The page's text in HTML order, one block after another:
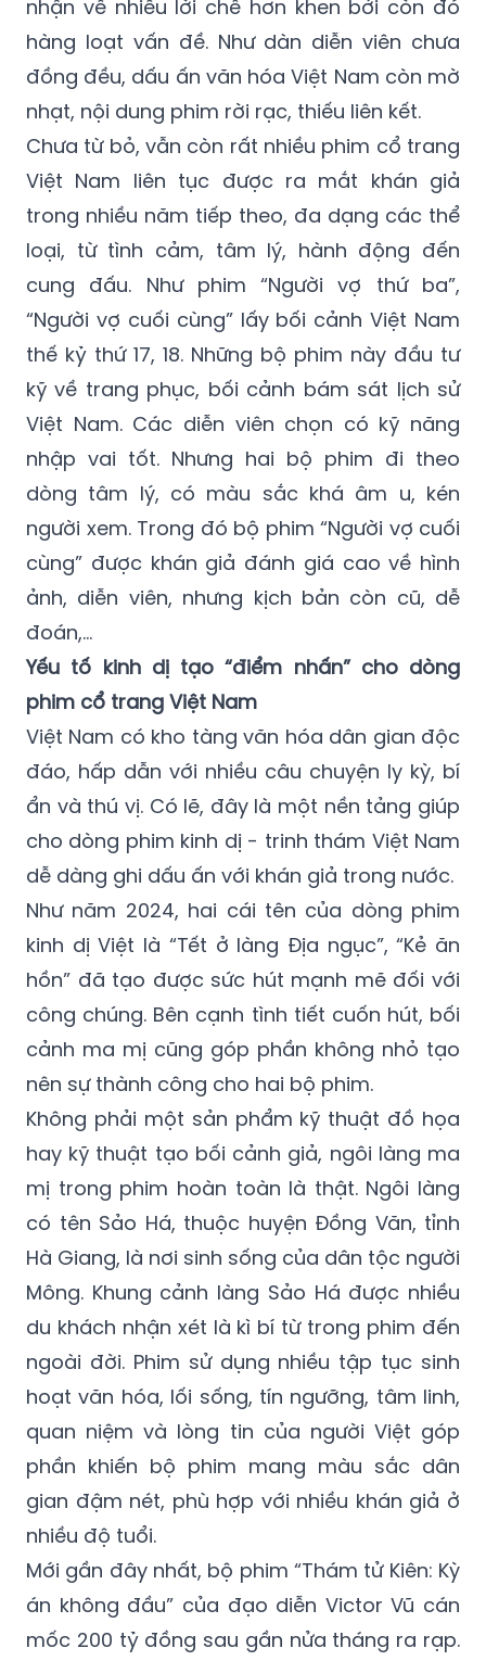
đồng đều, dấu ấn văn hóa Việt Nam còn mờ
nhạt, nội dung phim rời rạc, thiếu liên kết.
Chưa từ bỏ, vẫn còn rất nhiều phim cổ trang
Việt Nam liên tục được ra mắt khán giả
trong nhiều năm tiếp theo, đa dạng các thể
loại, từ tình cảm, tâm lý, hành động đến
cung đấu. Như phim “Người vợ thứ ba”,
“Người vợ cuối cùng” lấy bối cảnh Việt Nam
thế kỷ thứ 17, 18. Những bộ phim này đầu tư
kỹ về trang phục, bối cảnh bám sát lịch sử
Việt Nam. Các diễn viên chọn có kỹ năng
nhập vai tốt. Nhưng hai bộ phim đi theo
dòng tâm lý, có màu sắc khá âm u, kén
người xem. Trong đó bộ phim “Người vợ cuối
cùng” được khán giả đánh giá cao về hình
ảnh, diễn viên, nhưng kịch bản còn cũ, dễ
đoán,…
Yếu tố kinh dị tạo “điểm nhấn” cho dòng
phim cổ trang Việt Nam
Việt Nam có kho tàng văn hóa dân gian độc
đáo, hấp dẫn với nhiều câu chuyện ly kỳ, bí
ẩn và thú vị. Có lẽ, đây là một nền tảng giúp
cho dòng phim kinh dị - trinh thám Việt Nam
dễ dàng ghi dấu ấn với khán giả trong nước.
Như năm 2024, hai cái tên của dòng phim
kinh dị Việt là “Tết ở làng Địa ngục”, “Kẻ ăn
hồn” đã tạo được sức hút mạnh mẽ đối với
công chúng. Bên cạnh tình tiết cuốn hút, bối
cảnh ma mị cũng góp phần không nhỏ tạo
nên sự thành công cho hai bộ phim.
Không phải một sản phẩm kỹ thuật đồ họa
hay kỹ thuật tạo bối cảnh giả, ngôi làng ma
mị trong phim hoàn toàn là thật. Ngôi làng
có tên Sảo Há, thuộc huyện Đồng Văn, tỉnh
Hà Giang, là nơi sinh sống của dân tộc người
Mông. Khung cảnh làng Sảo Há được nhiều
du khách nhận xét là kì bí từ trong phim đến
ngoài đời. Phim sử dụng nhiều tập tục sinh
hoạt văn hóa, lối sống, tín ngưỡng, tâm linh,
quan niệm và lòng tin của người Việt góp
phần khiến bộ phim mang màu sắc dân
gian đậm nét, phù hợp với nhiều khán giả ở
nhiều độ tuổi.
Mới gần đây nhất, bộ phim “Thám tử Kiên: Kỳ
án không đầu” của đạo diễn Victor Vũ cán
mốc 200 tỷ đồng sau gần nửa tháng ra rạp.
Trong ngày đầu tuần, phim của Victor Vũ
bán được 44.027 vé/2.477 suất chiếu, thu 3